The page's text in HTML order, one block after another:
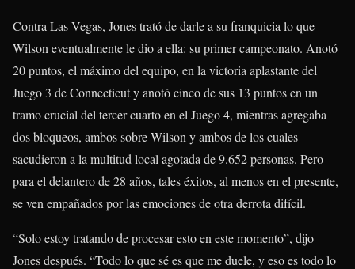
Contra Las Vegas, Jones trató de darle a su franquicia lo que
Wilson eventualmente le dio a ella: su primer campeonato. Anotó
20 puntos, el máximo del equipo, en la victoria aplastante del
Juego 3 de Connecticut y anotó cinco de sus 13 puntos en un
tramo crucial del tercer cuarto en el Juego 4, mientras agregaba
dos bloqueos, ambos sobre Wilson y ambos de los cuales
sacudieron a la multitud local agotada de 9.652 personas. Pero
para el delantero de 28 años, tales éxitos, al menos en el presente,
se ven empañados por las emociones de otra derrota difícil.
“Solo estoy tratando de procesar esto en este momento”, dijo
Jones después. “Todo lo que sé es que me duele, y eso es todo lo